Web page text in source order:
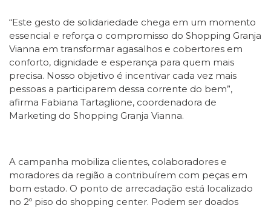
“Este gesto de solidariedade chega em um momento
essencial e reforça o compromisso do Shopping Granja
Vianna em transformar agasalhos e cobertores em
conforto, dignidade e esperança para quem mais
precisa. Nosso objetivo é incentivar cada vez mais
pessoas a participarem dessa corrente do bem”,
afirma Fabiana Tartaglione, coordenadora de
Marketing do Shopping Granja Vianna.
A campanha mobiliza clientes, colaboradores e
moradores da região a contribuírem com peças em
bom estado. O ponto de arrecadação está localizado
no 2º piso do shopping center. Podem ser doados